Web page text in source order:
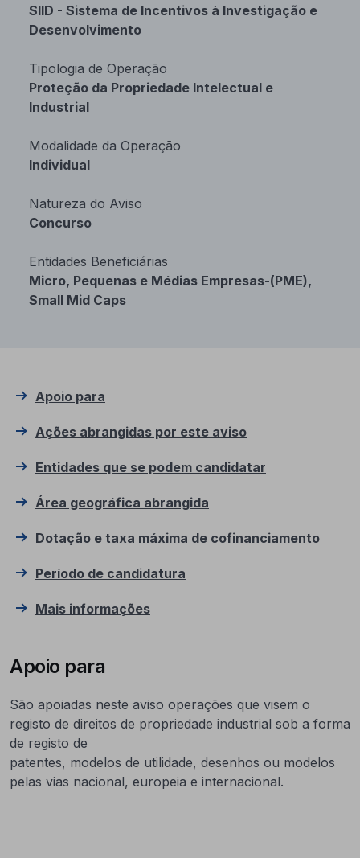
SIID - Sistema de Incentivos à Investigação e
Desenvolvimento
Tipologia de Operação
Proteção da Propriedade Intelectual e
Industrial
Modalidade da Operação
Individual
Natureza do Aviso
Concurso
Entidades Beneficiárias
Micro, Pequenas e Médias Empresas-(PME),
Small Mid Caps
Apoio para
Ações abrangidas por este aviso
Entidades que se podem candidatar
Área geográfica abrangida
Dotação e taxa máxima de cofinanciamento
Período de candidatura
Mais informações
Apoio para
São apoiadas neste aviso operações que visem o
registo de direitos de propriedade industrial sob a forma
de registo de
patentes, modelos de utilidade, desenhos ou modelos
pelas vias nacional, europeia e internacional.